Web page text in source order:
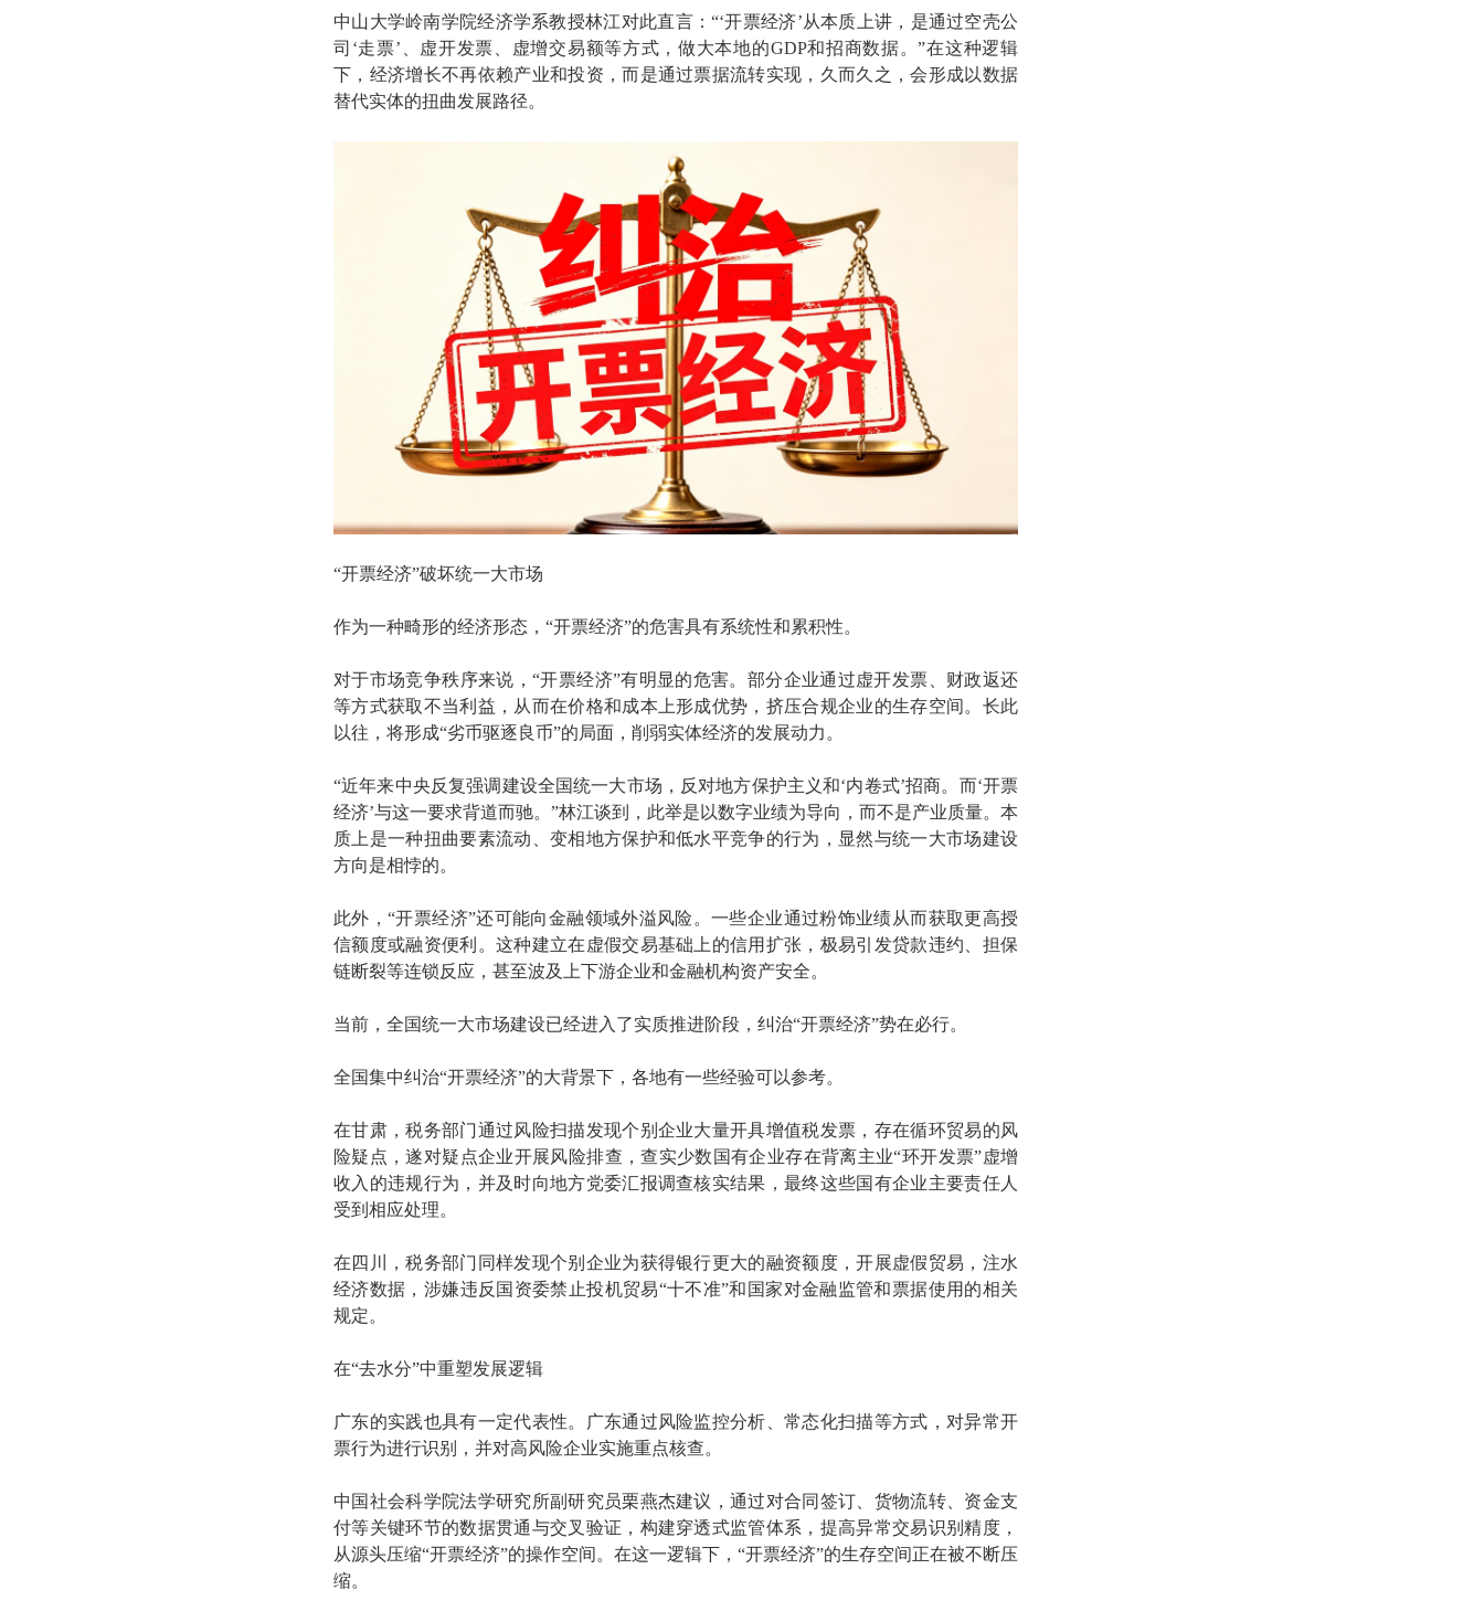
中山大学岭南学院经济学系教授林江对此直言：“‘开票经济’从本质上讲，是通过空壳公
司‘走票’、虚开发票、虚增交易额等方式，做大本地的GDP和招商数据。”在这种逻辑
下，经济增长不再依赖产业和投资，而是通过票据流转实现，久而久之，会形成以数据
替代实体的扭曲发展路径。
“开票经济”破坏统一大市场
作为一种畸形的经济形态，“开票经济”的危害具有系统性和累积性。
对于市场竞争秩序来说，“开票经济”有明显的危害。部分企业通过虚开发票、财政返还
等方式获取不当利益，从而在价格和成本上形成优势，挤压合规企业的生存空间。长此
以往，将形成“劣币驱逐良币”的局面，削弱实体经济的发展动力。
“近年来中央反复强调建设全国统一大市场，反对地方保护主义和‘内卷式’招商。而‘开票
经济’与这一要求背道而驰。”林江谈到，此举是以数字业绩为导向，而不是产业质量。本
质上是一种扭曲要素流动、变相地方保护和低水平竞争的行为，显然与统一大市场建设
方向是相悖的。
此外，“开票经济”还可能向金融领域外溢风险。一些企业通过粉饰业绩从而获取更高授
信额度或融资便利。这种建立在虚假交易基础上的信用扩张，极易引发贷款违约、担保
链断裂等连锁反应，甚至波及上下游企业和金融机构资产安全。
当前，全国统一大市场建设已经进入了实质推进阶段，纠治“开票经济”势在必行。
全国集中纠治“开票经济”的大背景下，各地有一些经验可以参考。
在甘肃，税务部门通过风险扫描发现个别企业大量开具增值税发票，存在循环贸易的风
险疑点，遂对疑点企业开展风险排查，查实少数国有企业存在背离主业“环开发票”虚增
收入的违规行为，并及时向地方党委汇报调查核实结果，最终这些国有企业主要责任人
受到相应处理。
在四川，税务部门同样发现个别企业为获得银行更大的融资额度，开展虚假贸易，注水
经济数据，涉嫌违反国资委禁止投机贸易“十不准”和国家对金融监管和票据使用的相关
规定。
在“去水分”中重塑发展逻辑
广东的实践也具有一定代表性。广东通过风险监控分析、常态化扫描等方式，对异常开
票行为进行识别，并对高风险企业实施重点核查。
中国社会科学院法学研究所副研究员栗燕杰建议，通过对合同签订、货物流转、资金支
付等关键环节的数据贯通与交叉验证，构建穿透式监管体系，提高异常交易识别精度，
从源头压缩“开票经济”的操作空间。在这一逻辑下，“开票经济”的生存空间正在被不断压
缩。